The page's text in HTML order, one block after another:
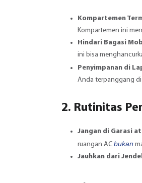
Kompartemen
Kompartemen ini
Hindari Bagasi
ini bisa
Penyimpanan di
Anda terpanggang
2. Rutinitas
Jangan di Garasi
ruangan AC bukan
Jauhkan dari